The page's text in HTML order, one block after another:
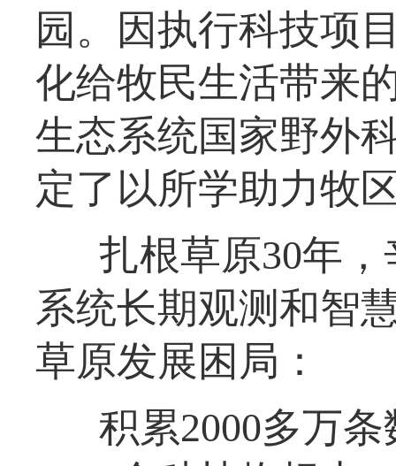
园。因执行科技项
化给牧民生活带来
生态系统国家野外
定了以所学助力牧
扎根草原30年
系统长期观测和智
草原发展困局：
积累2000多万